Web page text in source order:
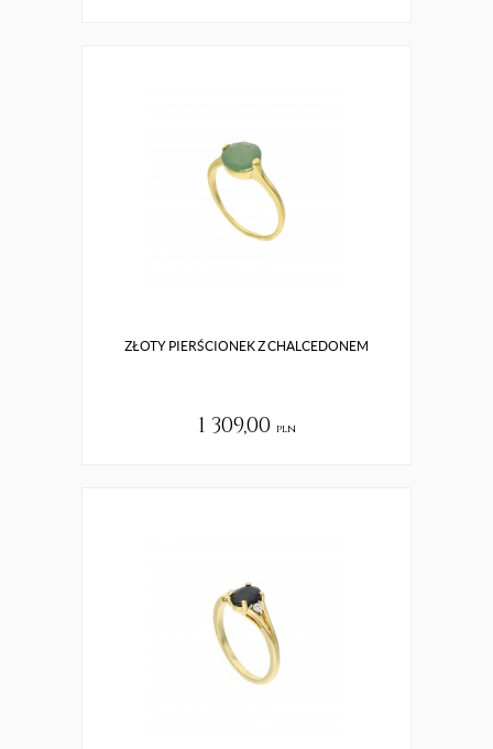
ZŁOTY PIERŚCIONEK Z CHALCEDONEM
1 309,00 pln